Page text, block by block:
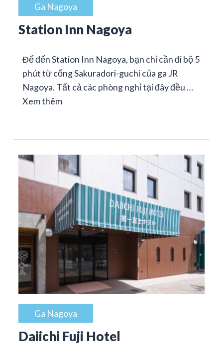
Ga Nagoya
Station Inn Nagoya
Để đến Station Inn Nagoya, bạn chỉ cần đi bộ 5
phút từ cổng Sakuradori-guchi của ga JR
Nagoya. Tất cả các phòng nghỉ tại đây đều …
Xem thêm
Ga Nagoya
Daiichi Fuji Hotel